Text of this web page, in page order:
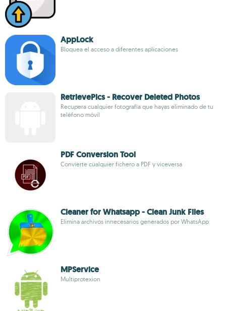
AppLock
Bloquea el acceso a diferentes aplicaciones
RetrievePics - Recover Deleted Photos
Recupera cualquier fotografía que hayas eliminado de tu
teléfono móvil
PDF Conversion Tool
Convierte cualquier fichero a PDF y viceversa
Cleaner for Whatsapp - Clean Junk Files
Elimina archivos innecesarios generados por WhatsApp
MPService
Multiprotexion